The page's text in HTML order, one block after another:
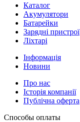
Каталог
Акумулятори
Батарейки
Зарядні пристрої
Ліхтарі
Інформація
Новини
Про нас
Історія компанії
Публічна оферта
Способы оплаты